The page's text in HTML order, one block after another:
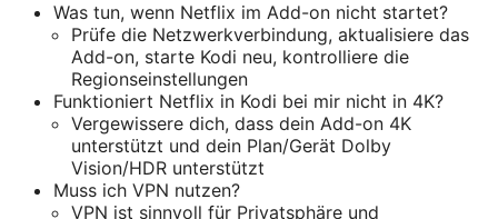
Was tun, wenn Netflix im Add-on nicht startet?
Prüfe die Netzwerkverbindung, aktualisiere das
Add-on, starte Kodi neu, kontrolliere die
Regionseinstellungen
Funktioniert Netflix in Kodi bei mir nicht in 4K?
Vergewissere dich, dass dein Add-on 4K
unterstützt und dein Plan/Gerät Dolby
Vision/HDR unterstützt
Muss ich VPN nutzen?
VPN ist sinnvoll für Privatsphäre und